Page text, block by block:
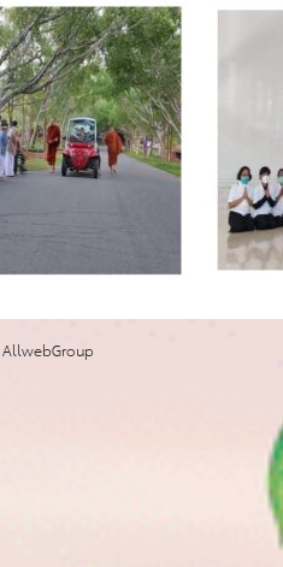
AllwebGroup